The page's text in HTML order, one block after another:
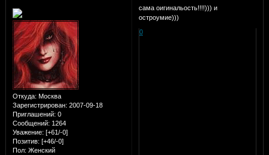
Откуда: Москва
Зарегистрирован: 2007-09-18
Приглашений: 0
Сообщений: 1264
Уважение: [+61/-0]
Позитив: [+46/-0]
Пол: Женский
сама оигинальость!!!!))) и
остроумие)))
0